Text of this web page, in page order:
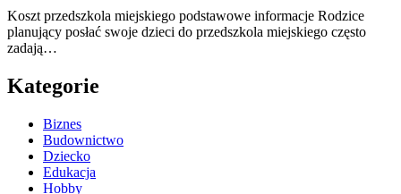
Koszt przedszkola miejskiego podstawowe informacje Rodzice
planujący posłać swoje dzieci do przedszkola miejskiego często
zadają…
Kategorie
Biznes
Budownictwo
Dziecko
Edukacja
Hobby